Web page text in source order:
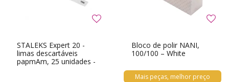
STALEKS Expert 20 -
limas descartáveis
papmAm, 25 unidades -
Bloco de polir NANI,
100/100 – White
Mais peças, melhor preço